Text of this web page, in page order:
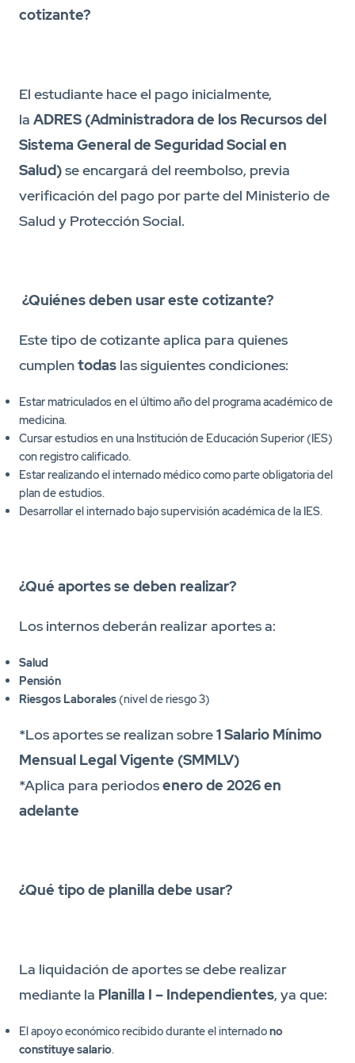
cotizante?
El estudiante hace el pago inicialmente,
la ADRES (Administradora de los Recursos del
Sistema General de Seguridad Social en
Salud)se encargará del reembolso, previa
verificación del pago por parte del Ministerio de
Salud y Protección Social.
¿Quiénes deben usar este cotizante?
Este tipo de cotizante aplica para quienes
cumplentodas las siguientes condiciones:
Estar matriculados en el último año del programa académico de
medicina.
Cursar estudios en una Institución de Educación Superior (IES)
con registro calificado.
Estar realizando el internado médico como parte obligatoria del
plan de estudios.
Desarrollar el internado bajo supervisión académica de la IES.
¿Qué aportes se deben realizar?
Los internos deberán realizar aportes a:
Salud
Pensión
Riesgos Laborales(nivel de riesgo 3)
*Los aportes se realizan sobre1 Salario Mínimo
Mensual Legal Vigente (SMMLV)
*Aplica para periodosenero de 2026 en
adelante
¿Qué tipo de planilla debe usar?
La liquidación de aportes se debe realizar
mediante la Planilla I – Independientes, ya que:
El apoyo económico recibido durante el internadono
constituye salario.